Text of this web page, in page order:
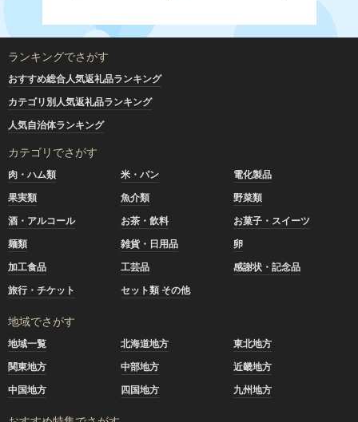
ランキングでさがす
おすすめ総合人気返礼品ランキング
カテゴリ別人気返礼品ランキング
人気自治体ランキング
カテゴリでさがす
肉・ハム類 米・パン
電化製品
果実類
魚介類
野菜類
酒・アルコール
お茶・飲料
お菓子・スイーツ
麺類
雑貨・日用品
卵
加工食品
工芸品
感謝状・記念品
旅行・チケット
セット類 その他
地域でさがす
地域一覧 北海道地方
東北地方
関東地方
中部地方
近畿地方
中国地方
四国地方 九州地方